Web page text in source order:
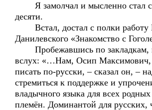
Я замолчал и мысленно стал
десяти.
Встал, достал с полки работу
Данилевского «Знакомство с
Пробежавшись по закладкам,
вслух: «…Нам, Осип Максимович,
писать по-русски, – сказал он, –
стремиться к поддержке и
владычного языка для всех
племён. Доминантой для русских,